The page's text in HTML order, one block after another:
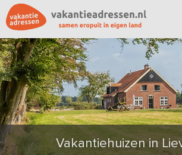
Vakantiehuizen in